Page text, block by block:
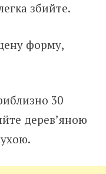
збийте.
форму,
30
дерев’яною